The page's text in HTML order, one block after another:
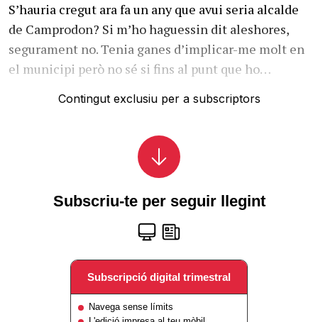
S’hauria cregut ara fa un any que avui seria alcalde
de Camprodon? Si m’ho haguessin dit aleshores,
segurament no. Tenia ganes d’implicar-me molt en
el municipi però no sé si fins al punt que ho…
Contingut exclusiu per a subscriptors